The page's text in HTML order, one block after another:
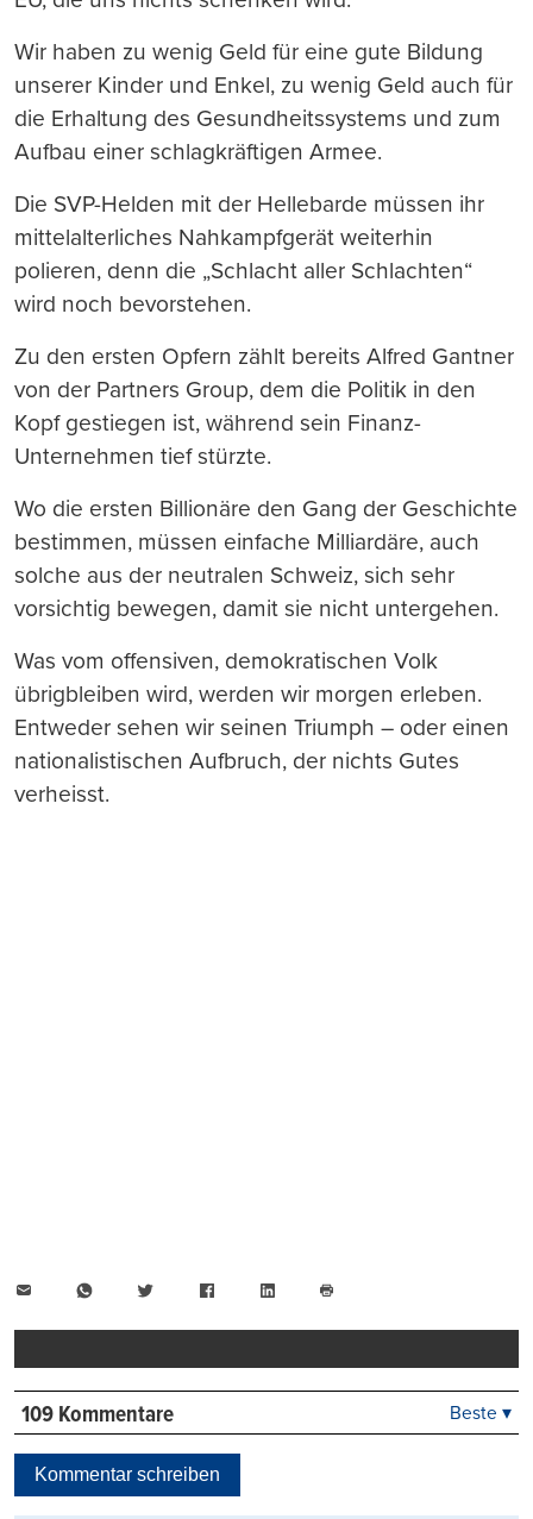
Wir haben zu wenig Geld für eine gute Bildung
unserer Kinder und Enkel, zu wenig Geld auch für
die Erhaltung des Gesundheitssystems und zum
Aufbau einer schlagkräftigen Armee.
Die SVP-Helden mit der Hellebarde müssen ihr
mittelalterliches Nahkampfgerät weiterhin
polieren, denn die „Schlacht aller Schlachten“
wird noch bevorstehen.
Zu den ersten Opfern zählt bereits Alfred Gantner
von der Partners Group, dem die Politik in den
Kopf gestiegen ist, während sein Finanz-
Unternehmen tief stürzte.
Wo die ersten Billionäre den Gang der Geschichte
bestimmen, müssen einfache Milliardäre, auch
solche aus der neutralen Schweiz, sich sehr
vorsichtig bewegen, damit sie nicht untergehen.
Was vom offensiven, demokratischen Volk
übrigbleiben wird, werden wir morgen erleben.
Entweder sehen wir seinen Triumph – oder einen
nationalistischen Aufbruch, der nichts Gutes
verheisst.
WhatsAppTwitter FacebookLinkedIn
drucken
109 Kommentare
Kontrovers
Beste ▾
Kommentar schreiben